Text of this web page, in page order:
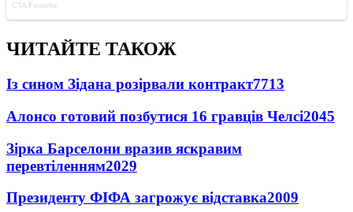
ЧИТАЙТЕ ТАКОЖ
Із сином Зідана розірвали контракт7713
Алонсо готовий позбутися 16 гравців Челсі2045
Зірка Барселони вразив яскравим
перевтіленням2029
Президенту ФІФА загрожує відставка2009